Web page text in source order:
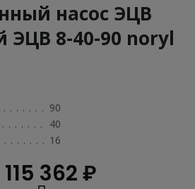
насос ЭЦВ
ЭЦВ 8-40-90 noryl
16
90
40
115 362 ₽